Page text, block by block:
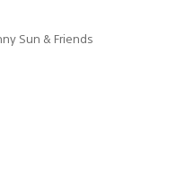
Sun & Friends